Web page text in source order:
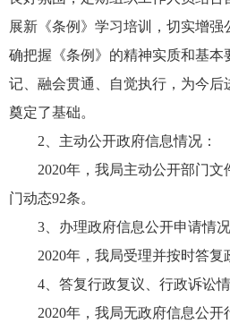
展新《条例》学习培训，切实增
确把握《条例》的精神实质和基本
记、融会贯通、自觉执行，为今后
奠定了基础。
2、主动公开政府信息情况：
2020年，我局主动公开部门
门动态92条。
3、办理政府信息公开申请情况
2020年，我局受理并按时答复
4、答复行政复议、行政诉讼情
2020年，我局无政府信息公